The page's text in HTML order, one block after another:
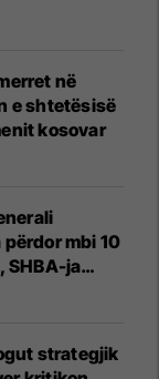
në
e shtetësisë
kosovar
mbi 10
SHBA-ja
në
strategjik